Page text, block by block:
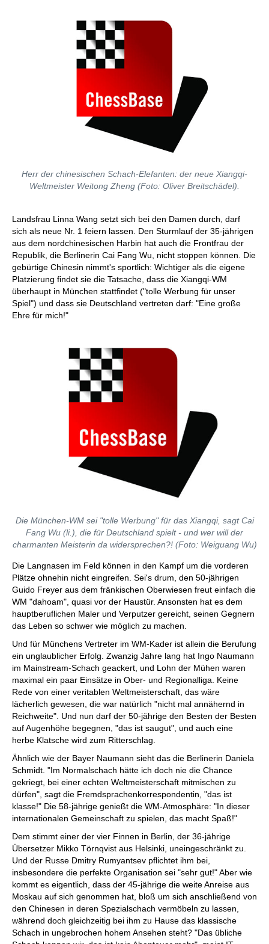
Herr der chinesischen Schach-Elefanten: der neue Xiangqi-
Weltmeister Weitong Zheng (Foto: Oliver Breitschädel).
Landsfrau Linna Wang setzt sich bei den Damen durch, darf
sich als neue Nr. 1 feiern lassen. Den Sturmlauf der 35-jährigen
aus dem nordchinesischen Harbin hat auch die Frontfrau der
Republik, die Berlinerin Cai Fang Wu, nicht stoppen können. Die
gebürtige Chinesin nimmt's sportlich: Wichtiger als die eigene
Platzierung findet sie die Tatsache, dass die Xiangqi-WM
überhaupt in München stattfindet ("tolle Werbung für unser
Spiel") und dass sie Deutschland vertreten darf: "Eine große
Ehre für mich!"
Die München-WM sei "tolle Werbung" für das Xiangqi, sagt Cai
Fang Wu (li.), die für Deutschland spielt - und wer will der
charmanten Meisterin da widersprechen?! (Foto: Weiguang Wu)
Die Langnasen im Feld können in den Kampf um die vorderen
Plätze ohnehin nicht eingreifen. Sei's drum, den 50-jährigen
Guido Freyer aus dem fränkischen Oberwiesen freut einfach die
WM "dahoam", quasi vor der Haustür. Ansonsten hat es dem
hauptberuflichen Maler und Verputzer gereicht, seinen Gegnern
das Leben so schwer wie möglich zu machen.
Und für Münchens Vertreter im WM-Kader ist allein die Berufung
ein unglaublicher Erfolg. Zwanzig Jahre lang hat Ingo Naumann
im Mainstream-Schach geackert, und Lohn der Mühen waren
maximal ein paar Einsätze in Ober- und Regionalliga. Keine
Rede von einer veritablen Weltmeisterschaft, das wäre
lächerlich gewesen, die war natürlich "nicht mal annähernd in
Reichweite". Und nun darf der 50-jährige den Besten der Besten
auf Augenhöhe begegnen, "das ist saugut", und auch eine
herbe Klatsche wird zum Ritterschlag.
Ähnlich wie der Bayer Naumann sieht das die Berlinerin Daniela
Schmidt. "Im Normalschach hätte ich doch nie die Chance
gekriegt, bei einer echten Weltmeisterschaft mitmischen zu
dürfen", sagt die Fremdsprachenkorrespondentin, "das ist
klasse!" Die 58-jährige genießt die WM-Atmosphäre: "In dieser
internationalen Gemeinschaft zu spielen, das macht Spaß!"
Dem stimmt einer der vier Finnen in Berlin, der 36-jährige
Übersetzer Mikko Törnqvist aus Helsinki, uneingeschränkt zu.
Und der Russe Dmitry Rumyantsev pflichtet ihm bei,
insbesondere die perfekte Organisation sei "sehr gut!" Aber wie
kommt es eigentlich, dass der 45-jährige die weite Anreise aus
Moskau auf sich genommen hat, bloß um sich anschließend von
den Chinesen in deren Spezialschach vermöbeln zu lassen,
während doch gleichzeitig bei ihm zu Hause das klassische
Schach in ungebrochen hohem Ansehen steht? "Das übliche